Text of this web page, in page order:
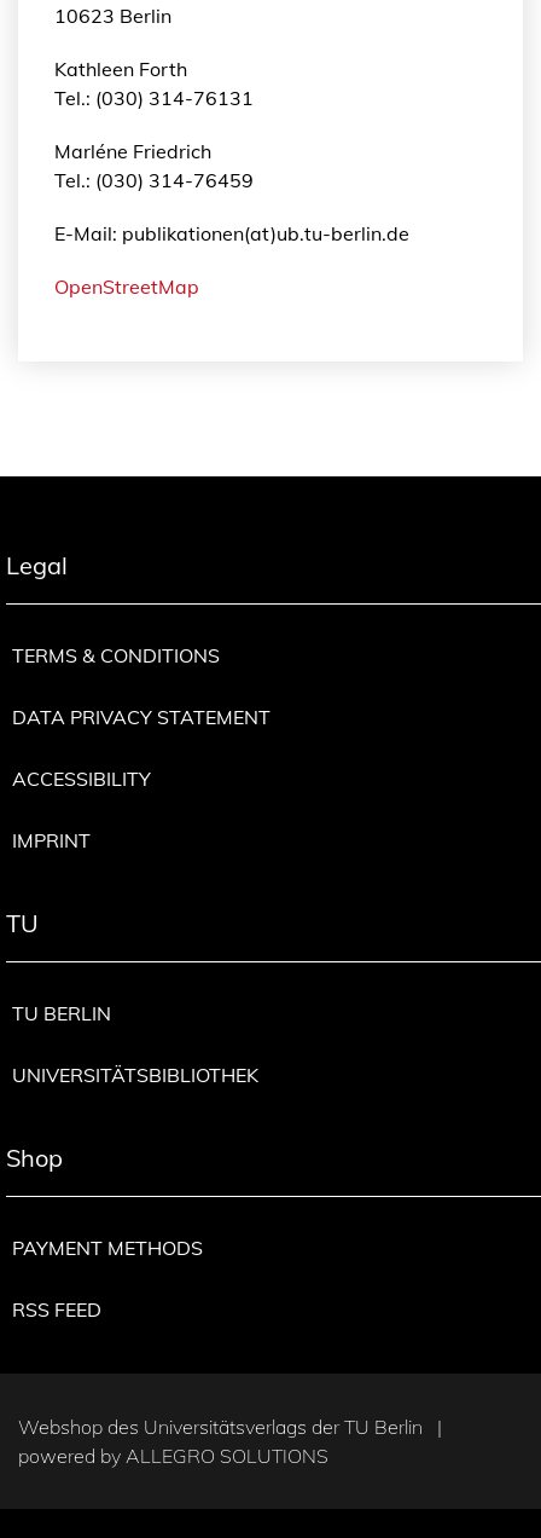
10623 Berlin
Kathleen Forth
Tel.: (030) 314-76131
Marléne Friedrich
Tel.: (030) 314-76459
E-Mail: publikationen(at)ub.tu-berlin.de
OpenStreetMap
Legal
TERMS & CONDITIONS
DATA PRIVACY STATEMENT
ACCESSIBILITY
IMPRINT
TU
TU BERLIN
UNIVERSITÄTSBIBLIOTHEK
Shop
PAYMENT METHODS
RSS FEED
Webshop des Universitätsverlags der TU Berlin |
powered by ALLEGRO SOLUTIONS